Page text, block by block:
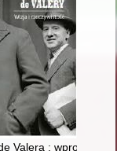
poczuciu humoru i
Valera :